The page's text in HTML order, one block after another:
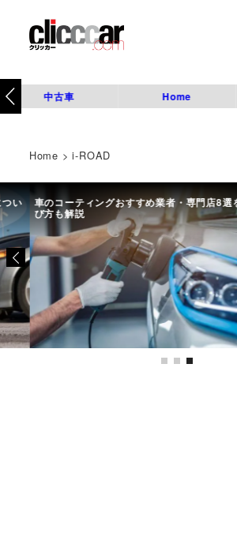
中古車 Home
Home >i-ROAD
い 車のコーティングおすすめ業者・専門店8選
び方も解説